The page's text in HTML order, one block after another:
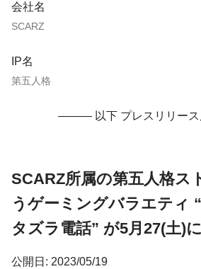
会社名
SCARZ
IP名
第五人格
——— 以下 プレスリリー
SCARZ所属の第五人格ス
うゲーミングバラエティ
タズラ電話” が5月27(土)
公開日: 2023/05/19